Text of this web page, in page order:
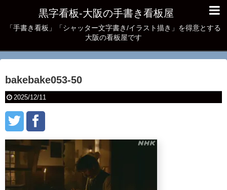
黒字看板‐大阪の手書き看板屋
「手書き看板」「シャッター文字書き/イラスト描き」を得意とする
大阪の看板屋です
bakebake053-50
2025/12/11